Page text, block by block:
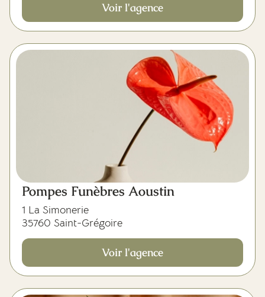
Voir l'agence
Pompes Funèbres Aoustin
1 La Simonerie
35760 Saint-Grégoire
Voir l'agence